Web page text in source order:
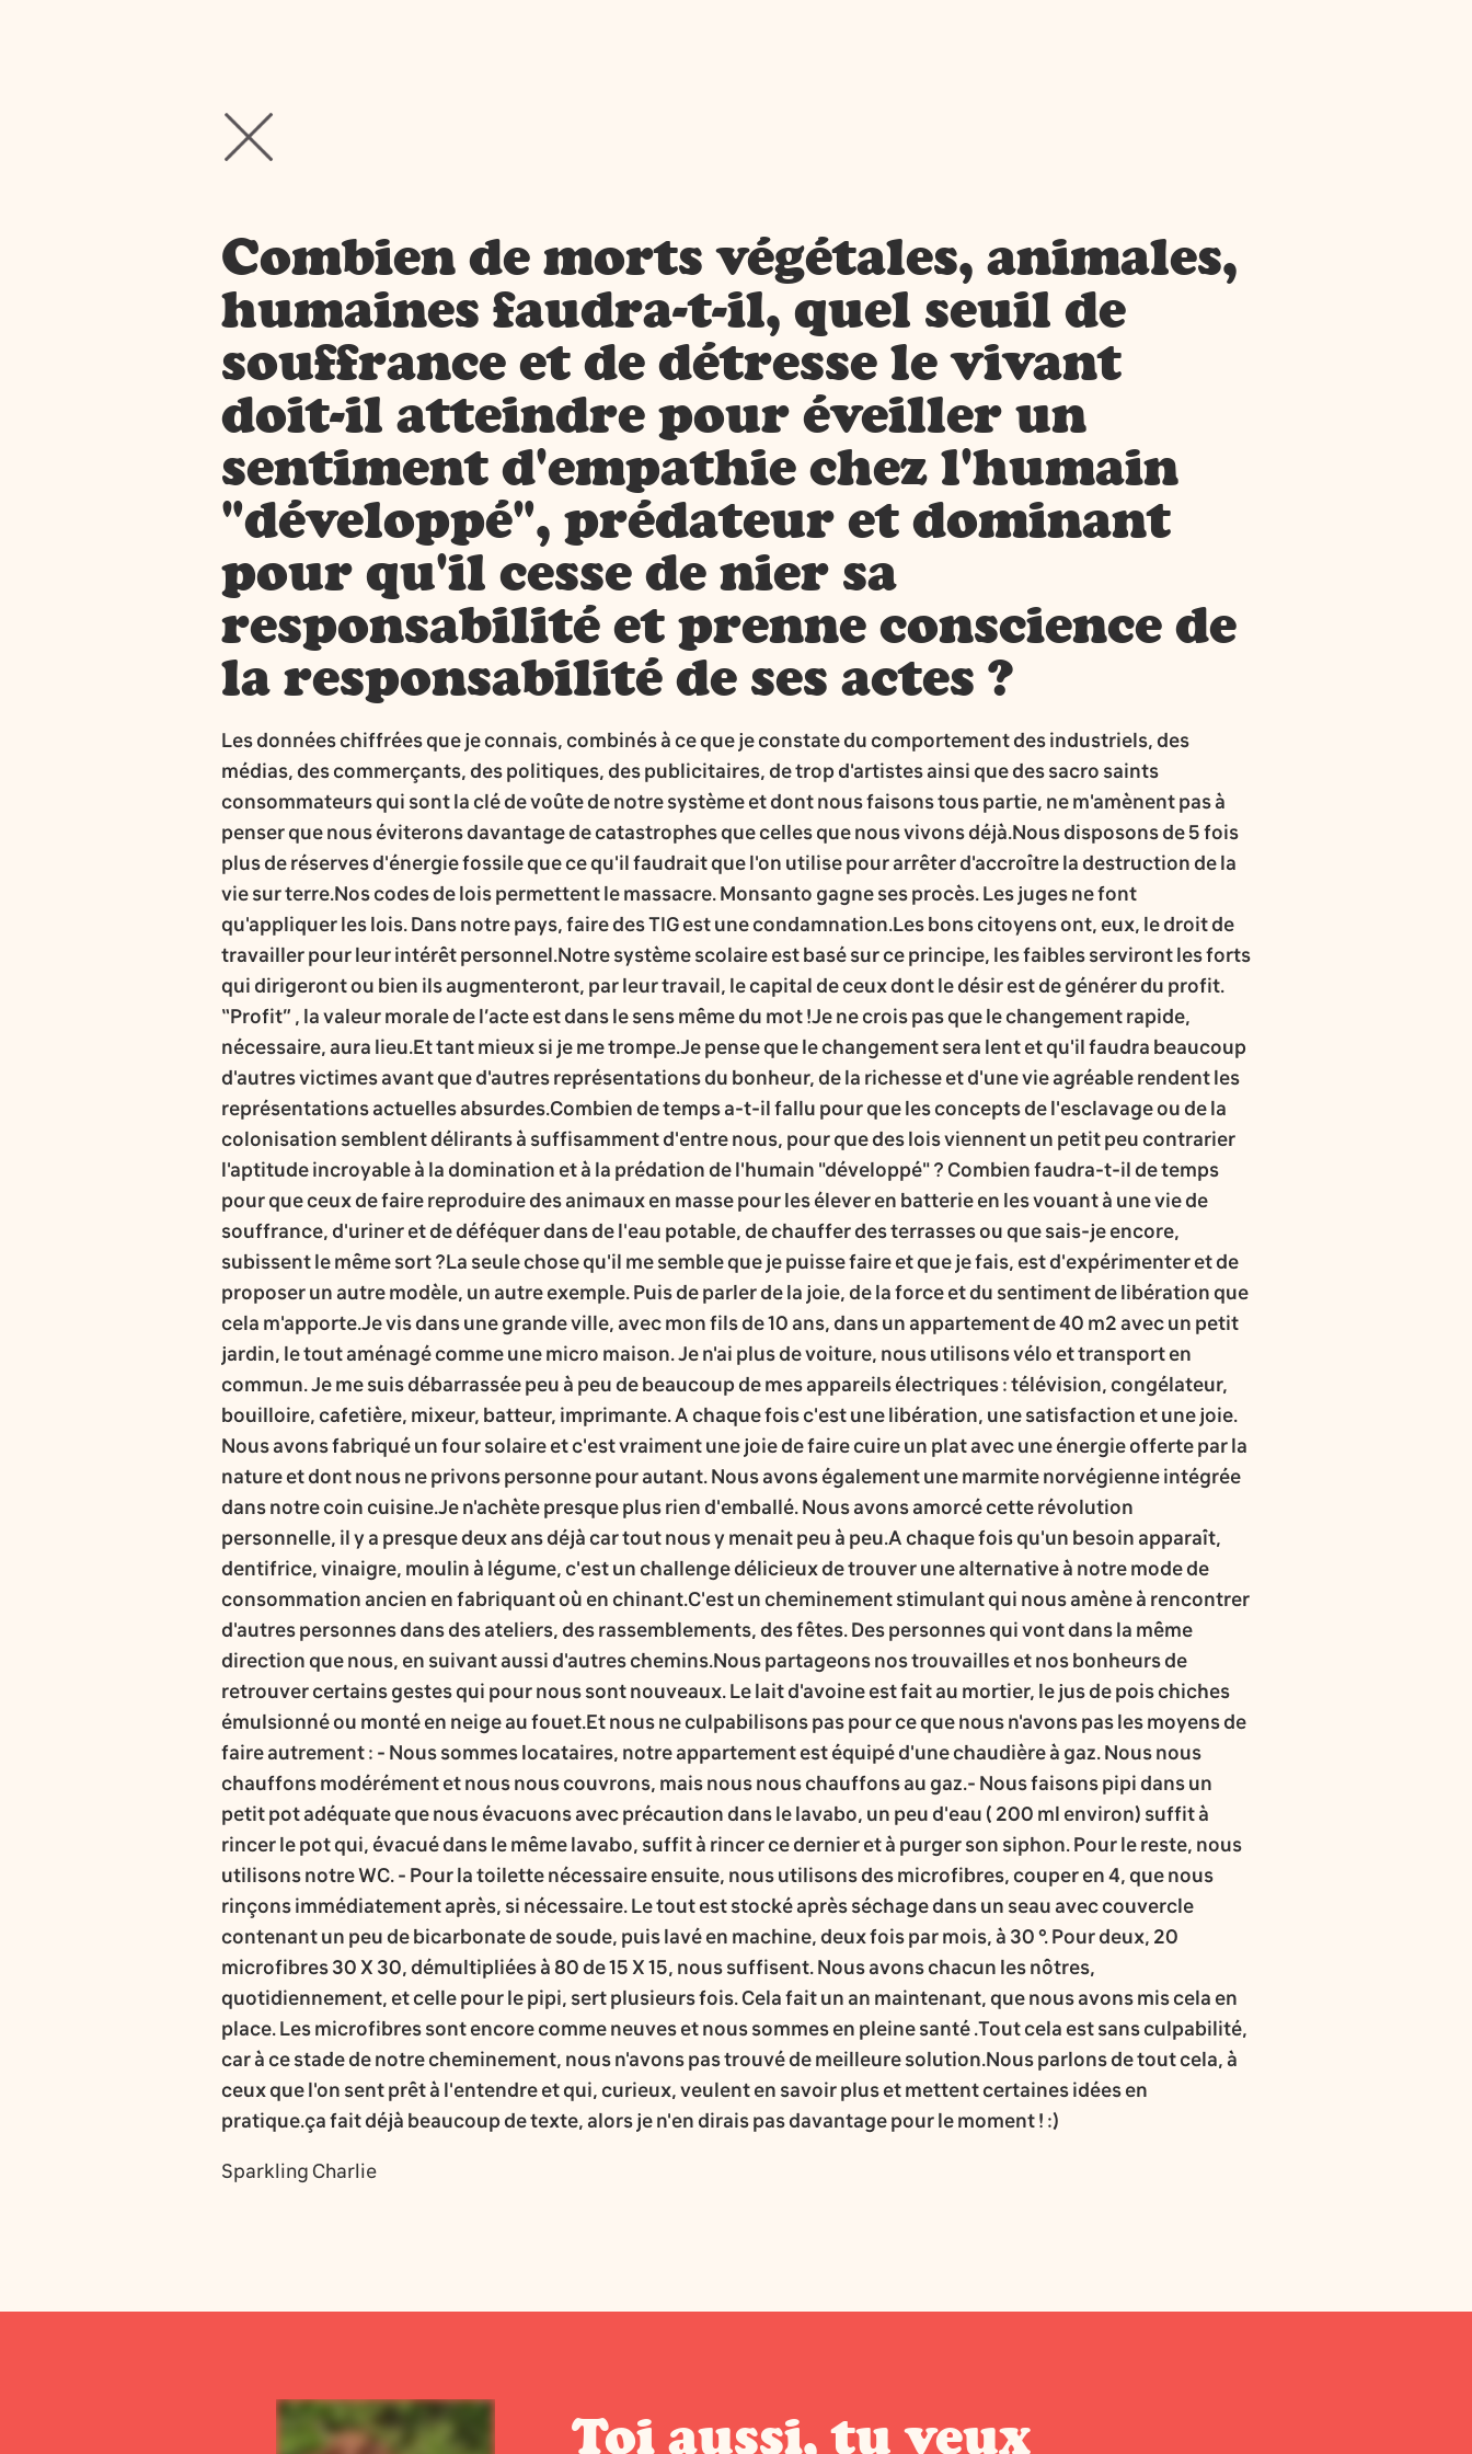
Combien de morts végétales, animales,
humaines faudra-t-il, quel seuil de
souffrance et de détresse le vivant
doit-il atteindre pour éveiller un
sentiment d'empathie chez l'humain
"développé", prédateur et dominant
pour qu'il cesse de nier sa
responsabilité et prenne conscience de
la responsabilité de ses actes ?
Les données chiffrées que je connais, combinés à ce que je constate du comportement des industriels, des
médias, des commerçants, des politiques, des publicitaires, de trop d'artistes ainsi que des sacro saints
consommateurs qui sont la clé de voûte de notre système et dont nous faisons tous partie, ne m'amènent pas à
penser que nous éviterons davantage de catastrophes que celles que nous vivons déjà.Nous disposons de 5 fois
plus de réserves d'énergie fossile que ce qu'il faudrait que l'on utilise pour arrêter d'accroître la destruction de la
vie sur terre.Nos codes de lois permettent le massacre. Monsanto gagne ses procès. Les juges ne font
qu'appliquer les lois. Dans notre pays, faire des TIG est une condamnation.Les bons citoyens ont, eux, le droit de
travailler pour leur intérêt personnel.Notre système scolaire est basé sur ce principe, les faibles serviront les forts
qui dirigeront ou bien ils augmenteront, par leur travail, le capital de ceux dont le désir est de générer du profit.
“Profit” , la valeur morale de l’acte est dans le sens même du mot !Je ne crois pas que le changement rapide,
nécessaire, aura lieu.Et tant mieux si je me trompe.Je pense que le changement sera lent et qu'il faudra beaucoup
d'autres victimes avant que d'autres représentations du bonheur, de la richesse et d'une vie agréable rendent les
représentations actuelles absurdes.Combien de temps a-t-il fallu pour que les concepts de l'esclavage ou de la
colonisation semblent délirants à suffisamment d'entre nous, pour que des lois viennent un petit peu contrarier
l'aptitude incroyable à la domination et à la prédation de l'humain "développé" ? Combien faudra-t-il de temps
pour que ceux de faire reproduire des animaux en masse pour les élever en batterie en les vouant à une vie de
souffrance, d'uriner et de déféquer dans de l'eau potable, de chauffer des terrasses ou que sais-je encore,
subissent le même sort ?La seule chose qu'il me semble que je puisse faire et que je fais, est d'expérimenter et de
proposer un autre modèle, un autre exemple. Puis de parler de la joie, de la force et du sentiment de libération que
cela m'apporte.Je vis dans une grande ville, avec mon fils de 10 ans, dans un appartement de 40 m2 avec un petit
jardin, le tout aménagé comme une micro maison. Je n'ai plus de voiture, nous utilisons vélo et transport en
commun. Je me suis débarrassée peu à peu de beaucoup de mes appareils électriques : télévision, congélateur,
bouilloire, cafetière, mixeur, batteur, imprimante. A chaque fois c'est une libération, une satisfaction et une joie.
Nous avons fabriqué un four solaire et c'est vraiment une joie de faire cuire un plat avec une énergie offerte par la
nature et dont nous ne privons personne pour autant. Nous avons également une marmite norvégienne intégrée
dans notre coin cuisine.Je n'achète presque plus rien d'emballé. Nous avons amorcé cette révolution
personnelle, il y a presque deux ans déjà car tout nous y menait peu à peu.A chaque fois qu'un besoin apparaît,
dentifrice, vinaigre, moulin à légume, c'est un challenge délicieux de trouver une alternative à notre mode de
consommation ancien en fabriquant où en chinant.C'est un cheminement stimulant qui nous amène à rencontrer
d'autres personnes dans des ateliers, des rassemblements, des fêtes. Des personnes qui vont dans la même
direction que nous, en suivant aussi d'autres chemins.Nous partageons nos trouvailles et nos bonheurs de
retrouver certains gestes qui pour nous sont nouveaux. Le lait d'avoine est fait au mortier, le jus de pois chiches
émulsionné ou monté en neige au fouet.Et nous ne culpabilisons pas pour ce que nous n'avons pas les moyens de
faire autrement : - Nous sommes locataires, notre appartement est équipé d'une chaudière à gaz. Nous nous
chauffons modérément et nous nous couvrons, mais nous nous chauffons au gaz.- Nous faisons pipi dans un
petit pot adéquate que nous évacuons avec précaution dans le lavabo, un peu d'eau ( 200 ml environ) suffit à
rincer le pot qui, évacué dans le même lavabo, suffit à rincer ce dernier et à purger son siphon. Pour le reste, nous
utilisons notre WC. - Pour la toilette nécessaire ensuite, nous utilisons des microfibres, couper en 4, que nous
rinçons immédiatement après, si nécessaire. Le tout est stocké après séchage dans un seau avec couvercle
contenant un peu de bicarbonate de soude, puis lavé en machine, deux fois par mois, à 30 °. Pour deux, 20
microfibres 30 X 30, démultipliées à 80 de 15 X 15, nous suffisent. Nous avons chacun les nôtres,
quotidiennement, et celle pour le pipi, sert plusieurs fois. Cela fait un an maintenant, que nous avons mis cela en
place. Les microfibres sont encore comme neuves et nous sommes en pleine santé .Tout cela est sans culpabilité,
car à ce stade de notre cheminement, nous n'avons pas trouvé de meilleure solution.Nous parlons de tout cela, à
ceux que l'on sent prêt à l'entendre et qui, curieux, veulent en savoir plus et mettent certaines idées en
pratique.ça fait déjà beaucoup de texte, alors je n'en dirais pas davantage pour le moment ! :)
Sparkling Charlie
Toi aussi, tu veux